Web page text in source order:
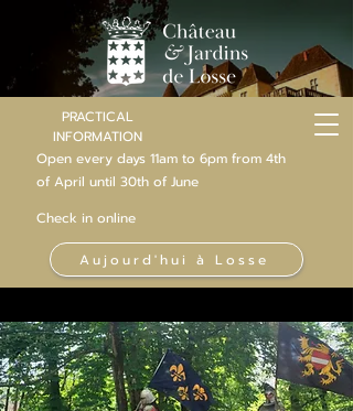
PRACTICAL
INFORMATION
Open every days 11am to 6pm from 4th
of April until 30th of June
Check in online
Aujourd'hui à Losse